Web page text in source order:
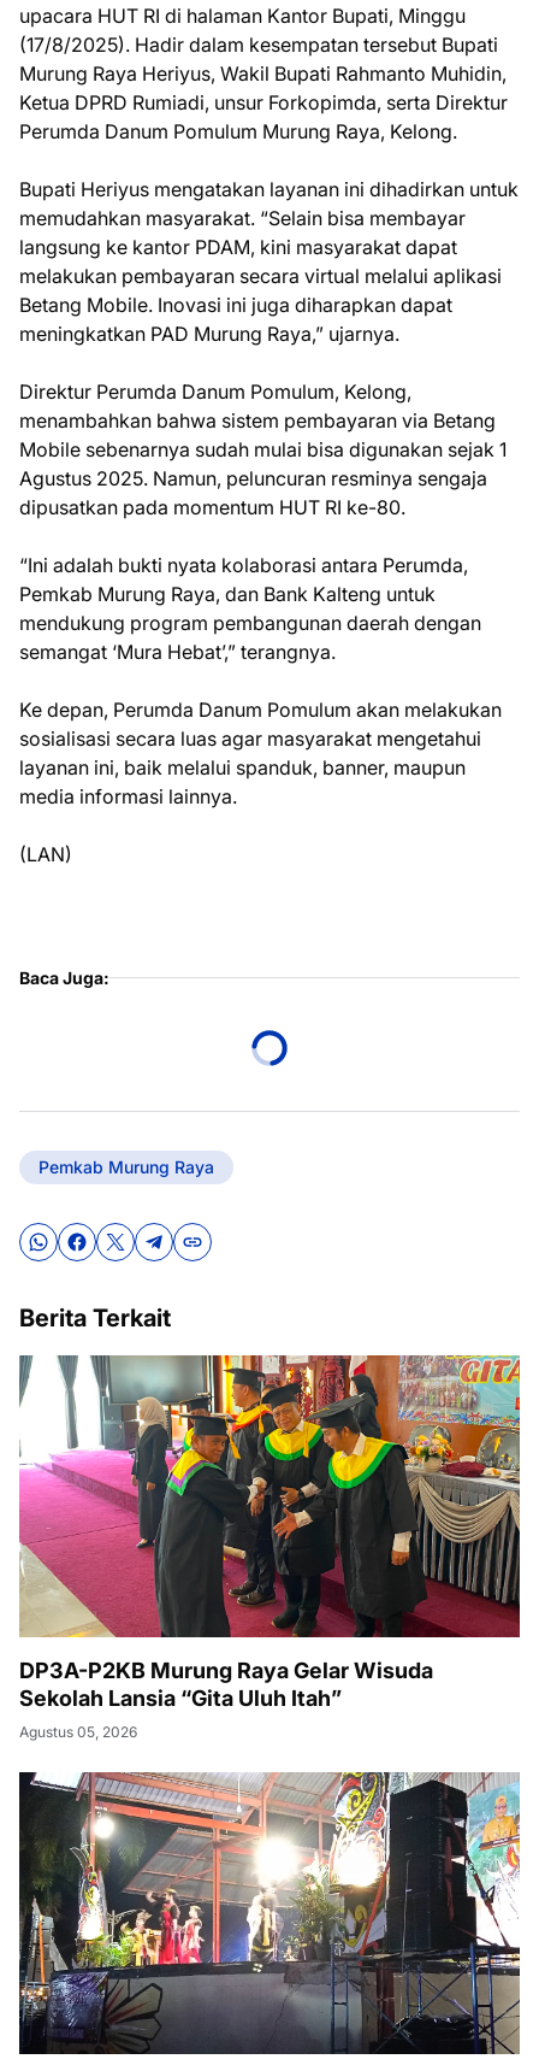
upacara HUT RI di halaman Kantor Bupati, Minggu
(17/8/2025). Hadir dalam kesempatan tersebut Bupati
Murung Raya Heriyus, Wakil Bupati Rahmanto Muhidin,
Ketua DPRD Rumiadi, unsur Forkopimda, serta Direktur
Perumda Danum Pomulum Murung Raya, Kelong.
Bupati Heriyus mengatakan layanan ini dihadirkan untuk
memudahkan masyarakat. “Selain bisa membayar
langsung ke kantor PDAM, kini masyarakat dapat
melakukan pembayaran secara virtual melalui aplikasi
Betang Mobile. Inovasi ini juga diharapkan dapat
meningkatkan PAD Murung Raya,” ujarnya.
Direktur Perumda Danum Pomulum, Kelong,
menambahkan bahwa sistem pembayaran via Betang
Mobile sebenarnya sudah mulai bisa digunakan sejak 1
Agustus 2025. Namun, peluncuran resminya sengaja
dipusatkan pada momentum HUT RI ke-80.
“Ini adalah bukti nyata kolaborasi antara Perumda,
Pemkab Murung Raya, dan Bank Kalteng untuk
mendukung program pembangunan daerah dengan
semangat ‘Mura Hebat’,” terangnya.
Ke depan, Perumda Danum Pomulum akan melakukan
sosialisasi secara luas agar masyarakat mengetahui
layanan ini, baik melalui spanduk, banner, maupun
media informasi lainnya.
(LAN)
Baca Juga:
Pemkab Murung Raya
Berita Terkait
DP3A-P2KB Murung Raya Gelar Wisuda
Sekolah Lansia “Gita Uluh Itah”
Agustus 05, 2026